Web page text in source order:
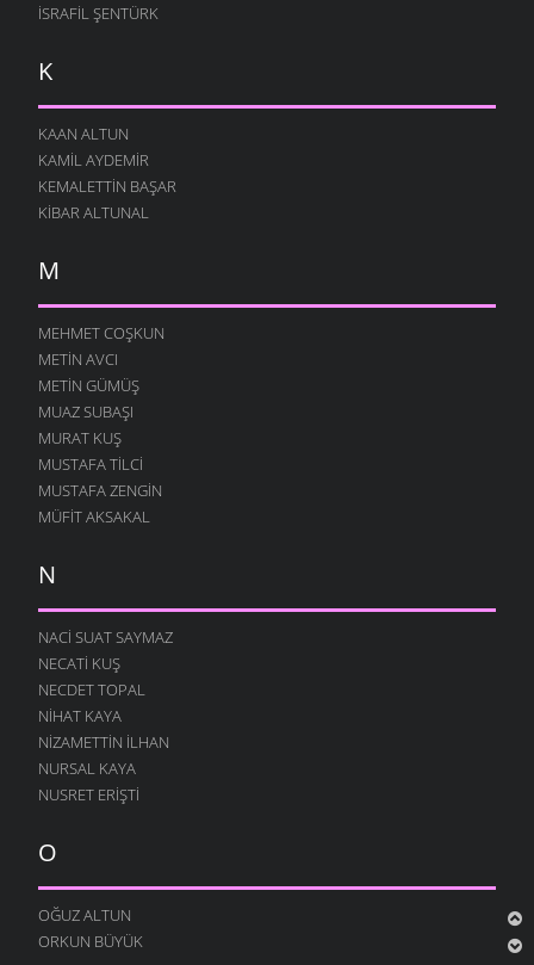
İSRAFIL ŞENTÜRK
K
KAAN ALTUN
KAMIL AYDEMIR
KEMALETTIN BAŞAR
KIBAR ALTUNAL
M
MEHMET COŞKUN
METIN AVCI
METIN GÜMÜŞ
MUAZ SUBAŞI
MURAT KUŞ
MUSTAFA TILCI
MUSTAFA ZENGIN
MÜFIT AKSAKAL
N
NACI SUAT SAYMAZ
NECATI KUŞ
NECDET TOPAL
NIHAT KAYA
NIZAMETTIN İLHAN
NURSAL KAYA
NUSRET ERIŞTI
O
OĞUZ ALTUN
ORKUN BÜYÜK